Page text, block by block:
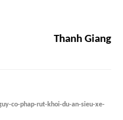
Thanh Giang
co-phap-rut-khoi-du-an-sieu-xe-